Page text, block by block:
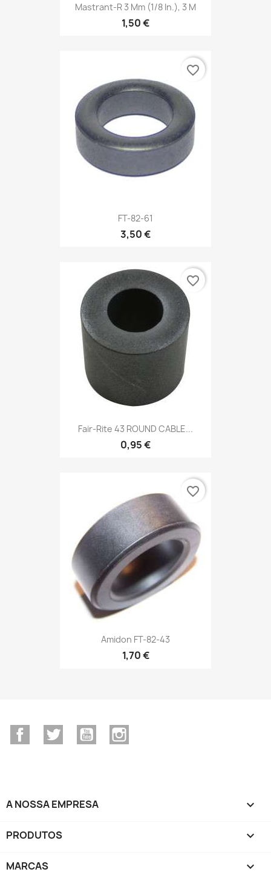
Mastrant-R 3 Mm (1/8 In.), 3 M
1,50 €
FT-82-61
3,50 €
favorite_border
Fair-Rite 43 ROUND CABLE...
0,95 €
favorite_border
Amidon FT-82-43
1,70 €
favorite_border
FacebookTwitter YouTube
A NOSSA EMPRESA 
PRODUTOS 
MARCAS 